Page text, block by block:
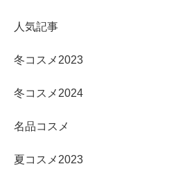
人気記事
冬コスメ2023
冬コスメ2024
名品コスメ
夏コスメ2023